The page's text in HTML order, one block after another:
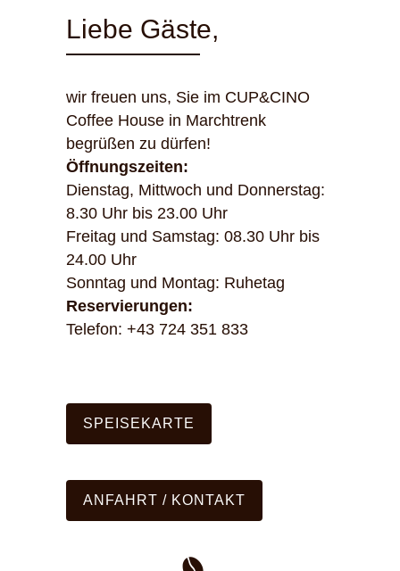
Liebe Gäste,
wir freuen uns, Sie im CUP&CINO
Coffee House in Marchtrenk
begrüßen zu dürfen!
Öffnungszeiten:
Dienstag, Mittwoch und Donnerstag:
8.30 Uhr bis 23.00 Uhr
Freitag und Samstag: 08.30 Uhr bis
24.00 Uhr
Sonntag und Montag: Ruhetag
Reservierungen:
Telefon: +43 724 351 833
SPEISEKARTE
ANFAHRT / KONTAKT